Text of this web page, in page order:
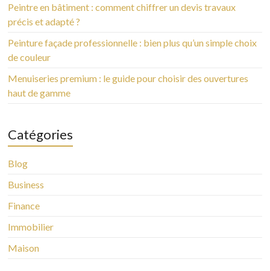
Peintre en bâtiment : comment chiffrer un devis travaux
précis et adapté ?
Peinture façade professionnelle : bien plus qu’un simple choix
de couleur
Menuiseries premium : le guide pour choisir des ouvertures
haut de gamme
Catégories
Blog
Business
Finance
Immobilier
Maison